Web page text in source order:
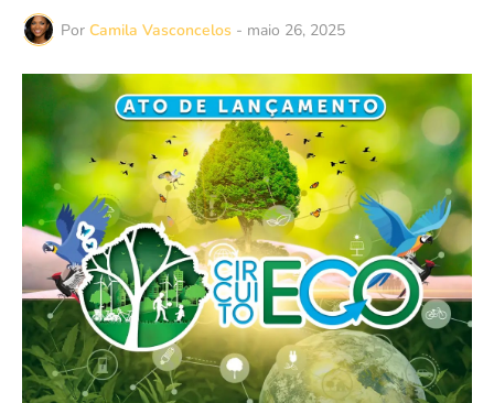
Por Camila Vasconcelos - maio 26, 2025